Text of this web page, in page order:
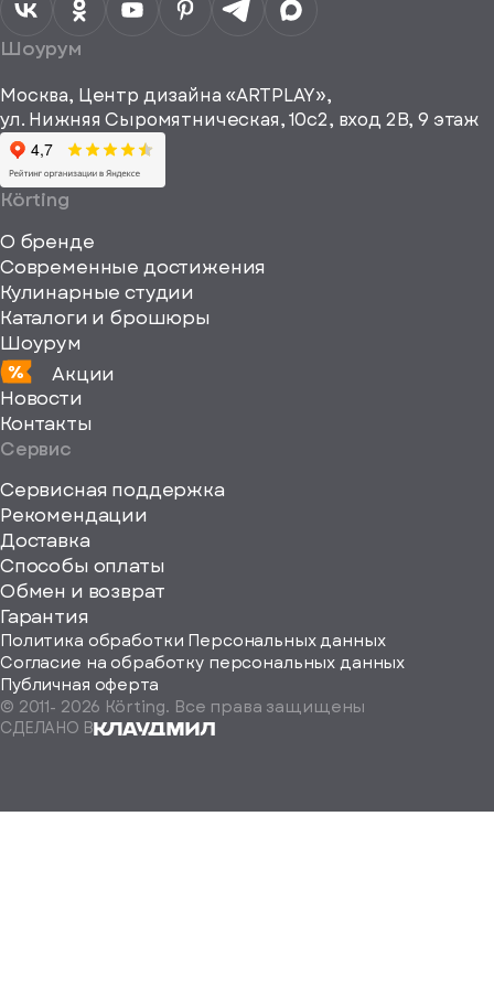
данных
Я согласен
рекламные и
информационные
материалы
viewBox="0
0
Шоурум
Москва, Центр дизайна «ARTPLAY»,
ул. Нижняя Сыромятническая, 10с2, вход 2B, 9 этаж
Körting
О бренде
Современные достижения
Кулинарные студии
Каталоги и брошюры
Шоурум
Акции
Новости
Контакты
Сервис
Сервисная поддержка
Рекомендации
Доставка
Способы оплаты
Обмен и возврат
Гарантия
Политика обработки Персональных данных
Согласие на обработку персональных данных
Публичная оферта
© 2011- 2026 Körting. Все права защищены
СДЕЛАНО В
Определить